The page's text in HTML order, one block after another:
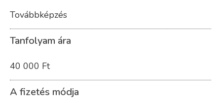
Továbbképzés
Tanfolyam ára
40 000 Ft
A fizetés módja